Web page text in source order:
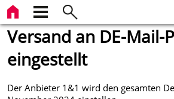
Versand an DE-Mail-
eingestellt
Der Anbieter 1&1 wird den gesamten